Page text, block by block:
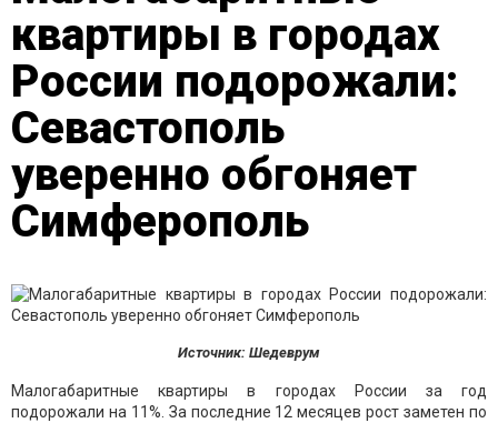
квартиры в городах
России подорожали:
Севастополь
уверенно обгоняет
Симферополь
Источник: Шедеврум
Малогабаритные квартиры в городах России за год
подорожали на 11%. За последние 12 месяцев рост заметен по